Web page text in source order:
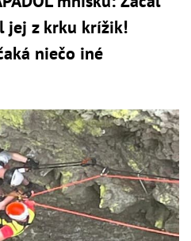
jej z krku krížik!
niečo iné